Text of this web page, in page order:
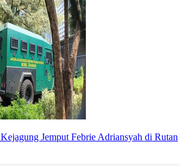
Kejagung Jemput Febrie Adriansyah di Rutan